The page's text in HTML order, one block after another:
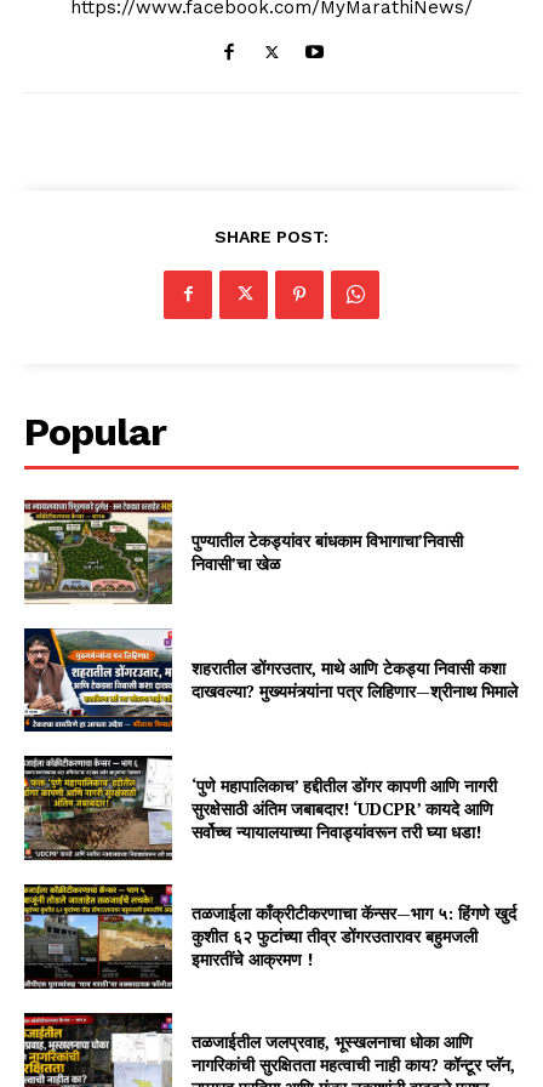
https://www.facebook.com/MyMarathiNews/
SHARE POST:
Popular
पुण्यातील टेकड्यांवर बांधकाम विभागाचा’निवासी
निवासी’चा खेळ
शहरातील डोंगरउतार, माथे आणि टेकड्या निवासी कशा
दाखवल्या? मुख्यमंत्र्यांना पत्र लिहिणार—श्रीनाथ भिमाले
‘पुणे महापालिकाच’ हद्दीतील डोंगर कापणी आणि नागरी
सुरक्षेसाठी अंतिम जबाबदार! ‘UDCPR’ कायदे आणि
सर्वोच्च न्यायालयाच्या निवाड्यांवरून तरी घ्या धडा!
तळजाईला काँक्रीटीकरणाचा कॅन्सर—भाग ५: हिंगणे खुर्द
कुशीत ६२ फुटांच्या तीव्र डोंगरउतारावर बहुमजली
इमारतींचे आक्रमण !
तळजाईतील जलप्रवाह, भूस्खलनाचा धोका आणि
नागरिकांची सुरक्षितता महत्वाची नाही काय? कॉन्टूर प्लॅन,